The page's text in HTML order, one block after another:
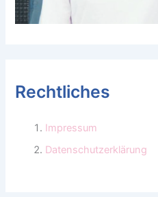
Rechtliches
Impressum
Datenschutzerklärung